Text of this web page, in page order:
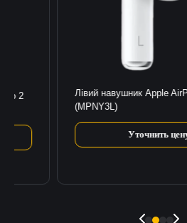
2
Лівий навушник Apple
(MPNY3L)
Уточнить